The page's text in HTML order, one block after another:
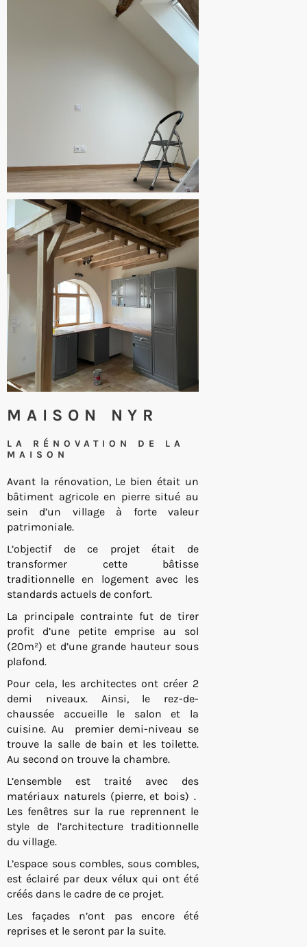
MAISON NYR
LA RÉNOVATION DE LA
MAISON
Avant la rénovation, Le bien était un
bâtiment agricole en pierre situé au
sein d’un village à forte valeur
patrimoniale.
L’objectif de ce projet était de
transformer cette bâtisse
traditionnelle en logement avec les
standards actuels de confort.
La principale contrainte fut de tirer
profit d’une petite emprise au sol
(20m²) et d’une grande hauteur sous
plafond.
Pour cela, les architectes ont créer 2
demi niveaux. Ainsi, le rez-de-
chaussée accueille le salon et la
cuisine. Au premier demi-niveau se
trouve la salle de bain et les toilette.
Au second on trouve la chambre.
L’ensemble est traité avec des
matériaux naturels (pierre, et bois) .
Les fenêtres sur la rue reprennent le
style de l’architecture traditionnelle
du village.
L’espace sous combles, sous combles,
est éclairé par deux vélux qui ont été
créés dans le cadre de ce projet.
Les façades n’ont pas encore été
reprises et le seront par la suite.